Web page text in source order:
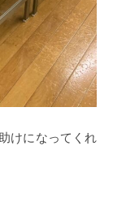
けになってくれ